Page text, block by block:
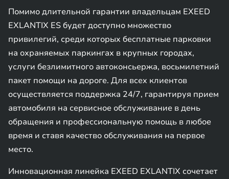
Помимо длительной гарантии владельцам EXEED
EXLANTIX ES будет доступно множество
привилегий, среди которых бесплатные парковки
на охраняемых паркингах в крупных городах,
услуги безлимитного автоконсьержа, восьмилетний
пакет помощи на дороге. Для всех клиентов
осуществляется поддержка 24/7, гарантируя прием
автомобиля на сервисное обслуживание в день
обращения и профессиональную помощь в любое
время и ставя качество обслуживания на первое
место.
Инновационная линейка EXEED EXLANTIX сочетает